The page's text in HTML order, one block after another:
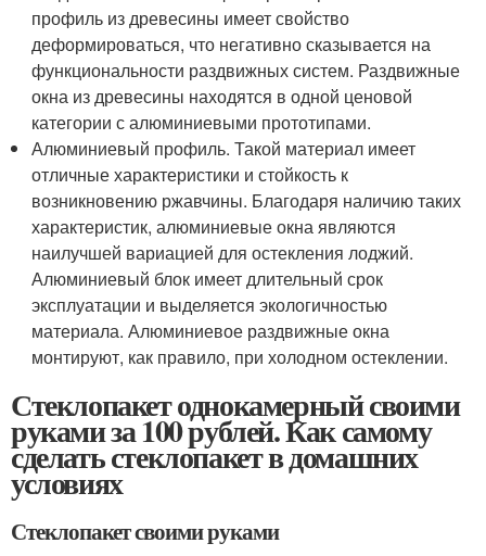
профиль из древесины имеет свойство
деформироваться, что негативно сказывается на
функциональности раздвижных систем. Раздвижные
окна из древесины находятся в одной ценовой
категории с алюминиевыми прототипами.
Алюминиевый профиль. Такой материал имеет
отличные характеристики и стойкость к
возникновению ржавчины. Благодаря наличию таких
характеристик, алюминиевые окна являются
наилучшей вариацией для остекления лоджий.
Алюминиевый блок имеет длительный срок
эксплуатации и выделяется экологичностью
материала. Алюминиевое раздвижные окна
монтируют, как правило, при холодном остеклении.
Стеклопакет однокамерный своими
руками за 100 рублей. Как самому
сделать стеклопакет в домашних
условиях
Стеклопакет своими руками